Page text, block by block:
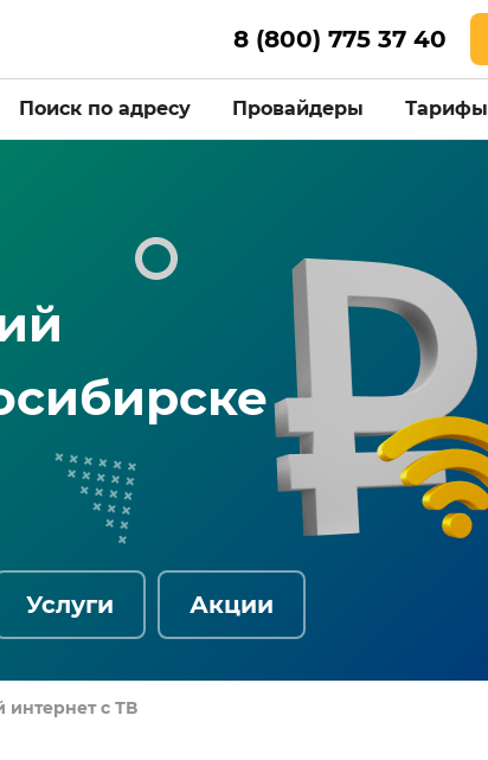
8 (800) 775 37 40
Поиск по адресу Провайдеры Тарифы
Услуги Акции
с ТВ